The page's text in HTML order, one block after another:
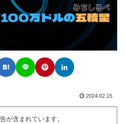
2024.02.15
が含まれています。